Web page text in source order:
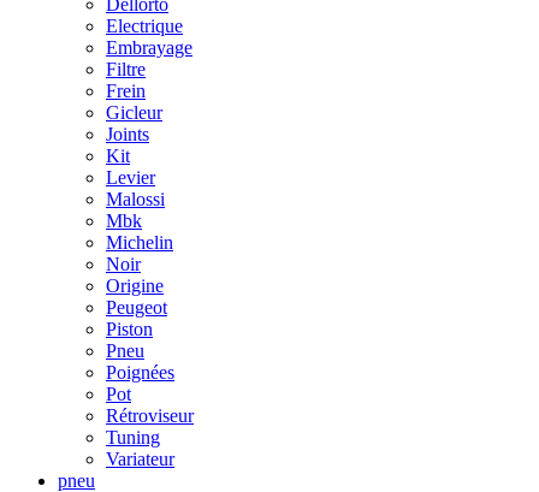
Dellorto
Electrique
Embrayage
Filtre
Frein
Gicleur
Joints
Kit
Levier
Malossi
Mbk
Michelin
Noir
Origine
Peugeot
Piston
Pneu
Poignées
Pot
Rétroviseur
Tuning
Variateur
pneu